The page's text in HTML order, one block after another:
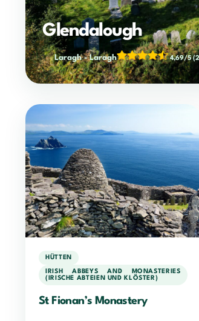
Glendalough
Laragh-Laragh 4,69/5
HÜTTEN
IRISH ABBEYS AND MONASTERIES
(IRISCHE ABTEIEN UND KLÖSTER)
St Fionan’s Monastery